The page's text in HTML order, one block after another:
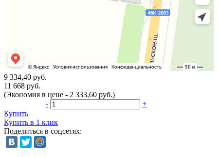
9 334,40 руб.
11 668 руб.
(Экономия в цене - 2 333,60 руб.)
-
+
Купить
Купить в 1 клик
Поделиться в соцсетях: